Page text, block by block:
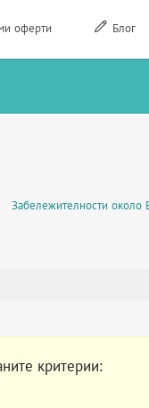
оферти Блог
Забележителности около
критерии: